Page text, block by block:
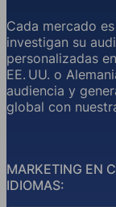
MARKETING EN
IDIOMAS:
Cada mercado
investigan su
personalizadas
EE. UU. o
audiencia y
global con